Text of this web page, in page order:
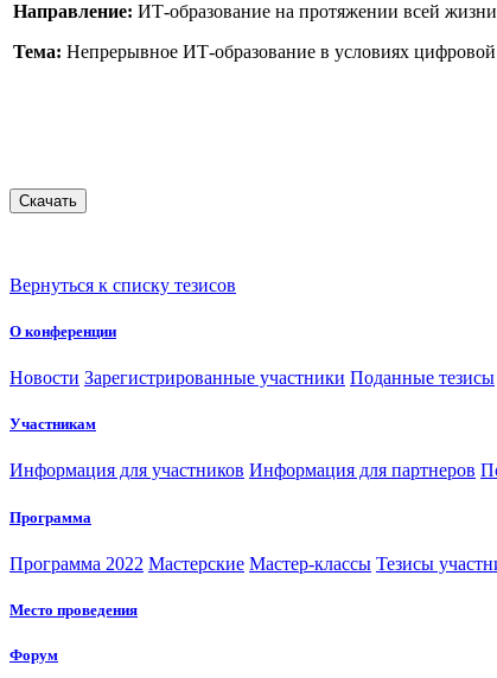
Направление: ИТ-образование на протяжении всей жизни
Тема: Непрерывное ИТ-образование в условиях
Вернуться к списку тезисов
О конференции
Новости Зарегистрированные участники Поданные тезисы
Участникам
Информация для участников Информация для партнеров
Программа
Программа 2022 Мастерские Мастер-классы Тезисы
Место проведения
Форум